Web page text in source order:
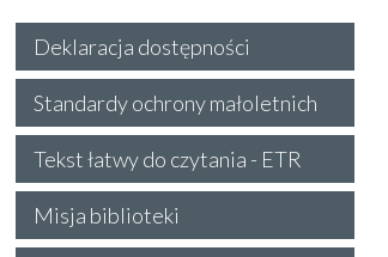
Deklaracja dostępności
Standardy ochrony małoletnich
Tekst łatwy do czytania - ETR
Misja biblioteki